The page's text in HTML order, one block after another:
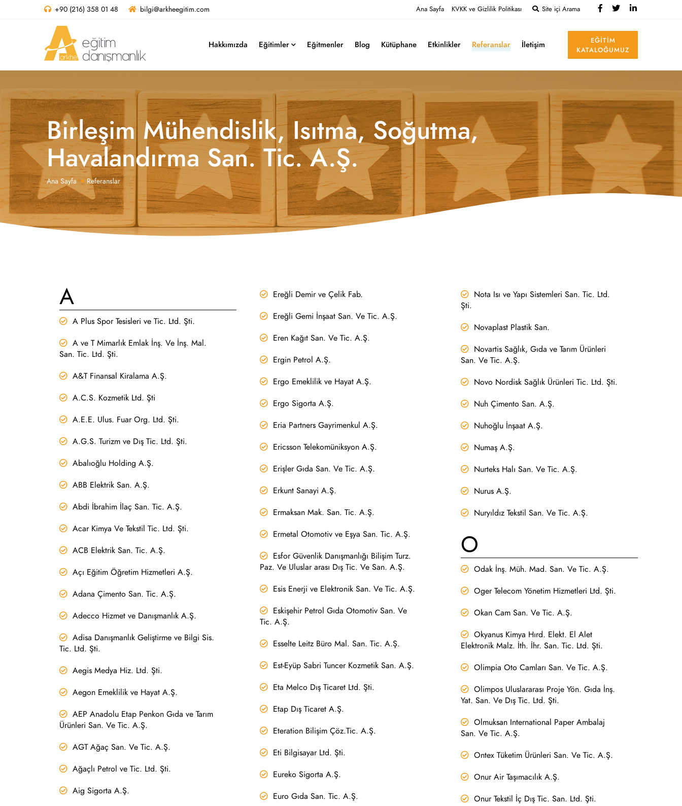
+90 (216) 358 01 48 bilgi@arkheegitim.com Ana Sayfa KVKK ve Gizlilik Politikası Site içi Arama
Hakkımızda Eğitimler Eğitmenler Blog Kütüphane Etkinlikler Referanslar İletişim
EĞITIM
KATALOĞUMUZ
Birleşim Mühendislik, Isıtma, Soğutma,
Havalandırma San. Tic. A.Ş.
Ana Sayfa Referanslar
A
A Plus Spor Tesisleri ve Tic. Ltd. Şti.
A ve T Mimarlık Emlak İnş. Ve İnş. Mal.
San. Tic. Ltd. Şti.
A&T Finansal Kiralama A.Ş.
A.C.S. Kozmetik Ltd. Şti
A.E.E. Ulus. Fuar Org. Ltd. Şti.
A.G.S. Turizm ve Dış Tic. Ltd. Şti.
Abalıoğlu Holding A.Ş.
ABB Elektrik San. A.Ş.
Abdi İbrahim İlaç San. Tic. A.Ş.
Acar Kimya Ve Tekstil Tic. Ltd. Şti.
ACB Elektrik San. Tic. A.Ş.
Açı Eğitim Öğretim Hizmetleri A.Ş.
Adana Çimento San. Tic. A.Ş.
Adecco Hizmet ve Danışmanlık A.Ş.
Adisa Danışmanlık Geliştirme ve Bilgi Sis.
Tic. Ltd. Şti.
Aegis Medya Hiz. Ltd. Şti.
Aegon Emeklilik ve Hayat A.Ş.
AEP Anadolu Etap Penkon Gıda ve Tarım
Ürünleri San. Ve Tic. A.Ş.
AGT Ağaç San. Ve Tic. A.Ş.
Ağaçlı Petrol ve Tic. Ltd. Şti.
Aig Sigorta A.Ş.
Ereğli Demir ve Çelik Fab.
Ereğli Gemi İnşaat San. Ve Tic. A.Ş.
Eren Kağıt San. Ve Tic. A.Ş.
Ergin Petrol A.Ş.
Ergo Emeklilik ve Hayat A.Ş.
Ergo Sigorta A.Ş.
Eria Partners Gayrimenkul A.Ş.
Ericsson Telekomüniksyon A.Ş.
Erişler Gıda San. Ve Tic. A.Ş.
Erkunt Sanayi A.Ş.
Ermaksan Mak. San. Tic. A.Ş.
Ermetal Otomotiv ve Eşya San. Tic. A.Ş.
Esfor Güvenlik Danışmanlığı Bilişim Turz.
Paz. Ve Uluslar arası Dış Tic. Ve San. A.Ş.
Esis Enerji ve Elektronik San. Ve Tic. A.Ş.
Eskişehir Petrol Gıda Otomotiv San. Ve
Tic. A.Ş.
Esselte Leitz Büro Mal. San. Tic. A.Ş.
Est-Eyüp Sabri Tuncer Kozmetik San. A.Ş.
Eta Melco Dış Ticaret Ltd. Şti.
Etap Dış Ticaret A.Ş.
Eteration Bilişim Çöz.Tic. A.Ş.
Eti Bilgisayar Ltd. Şti.
Eureko Sigorta A.Ş.
Euro Gıda San. Tic. A.Ş.
Nota Isı ve Yapı Sistemleri San. Tic. Ltd.
Şti.
Novaplast Plastik San.
Novartis Sağlık, Gıda ve Tarım Ürünleri
San. Ve Tic. A.Ş.
Novo Nordisk Sağlık Ürünleri Tic. Ltd. Şti.
Nuh Çimento San. A.Ş.
Nuhoğlu İnşaat A.Ş.
Numaş A.Ş.
Nurteks Halı San. Ve Tic. A.Ş.
Nurus A.Ş.
Nuryıldız Tekstil San. Ve Tic. A.Ş.
O
Odak İnş. Müh. Mad. San. Ve Tic. A.Ş.
Oger Telecom Yönetim Hizmetleri Ltd. Şti.
Okan Cam San. Ve Tic. A.Ş.
Okyanus Kimya Hırd. Elekt. El Alet
Elektronik Malz. İth. İhr. San. Tic. Ltd. Şti.
Olimpia Oto Camları San. Ve Tic. A.Ş.
Olimpos Uluslararası Proje Yön. Gıda İnş.
Yat. San. Ve Dış Tic. Ltd. Şti.
Olmuksan International Paper Ambalaj
San. Ve Tic. A.Ş.
Ontex Tüketim Ürünleri San. Ve Tic. A.Ş.
Onur Air Taşımacılık A.Ş.
Onur Tekstil İç Dış Tic. San. Ltd. Şti.